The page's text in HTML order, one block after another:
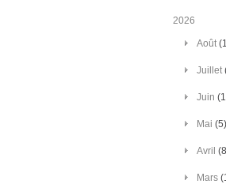
2026
Août
Juillet
Juin
Mai (5)
Avril
Mars